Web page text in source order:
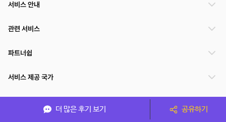
더 많은 후기 보기 공유하기
서비스 안내
관련 서비스
파트너쉽
서비스 제공 국가
(주)NSPACE 사업자정보